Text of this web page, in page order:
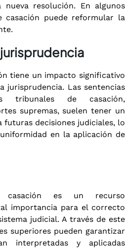
resolución. En algunos
casación puede reformular la
tiene un impacto significativo
jurisprudencia. Las sentencias
tribunales de casación,
supremas, suelen tener un
decisiones judiciales, lo
en la aplicación de
es un recurso
importancia para el correcto
judicial. A través de este
superiores pueden garantizar
interpretadas y aplicadas